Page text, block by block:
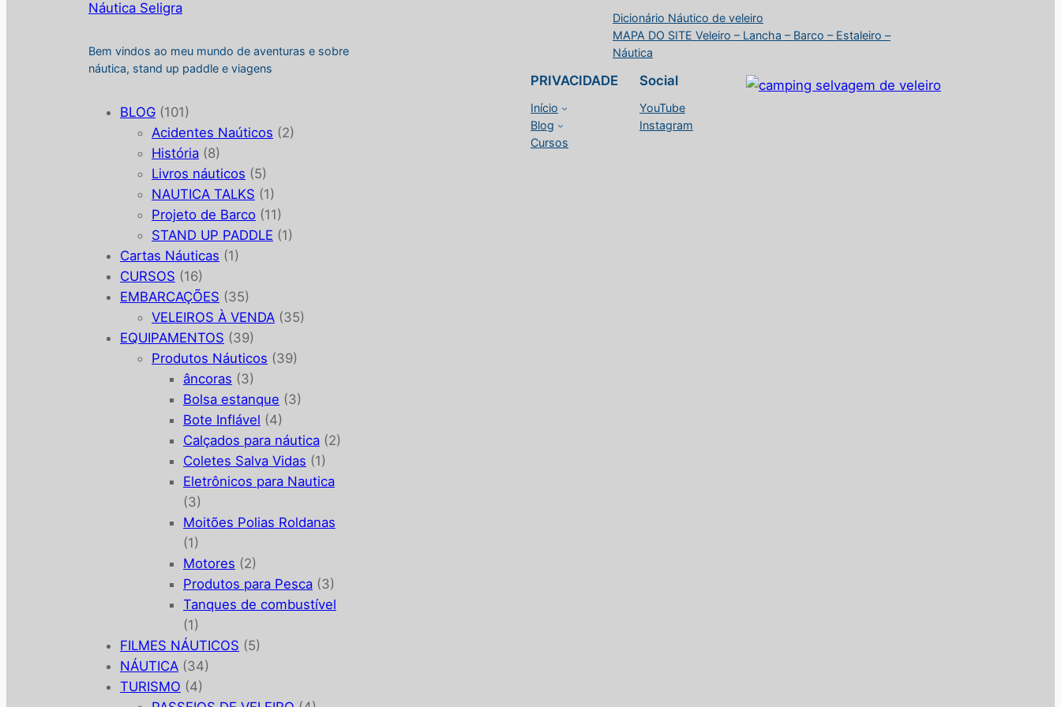
Náutica Seligra
Bem vindos ao meu mundo de aventuras e sobre
náutica, stand up paddle e viagens
BLOG (101)
Acidentes Naúticos (2)
História (8)
Livros náuticos (5)
NAUTICA TALKS (1)
Projeto de Barco (11)
STAND UP PADDLE (1)
Cartas Náuticas (1)
CURSOS (16)
EMBARCAÇÕES (35)
VELEIROS À VENDA (35)
EQUIPAMENTOS (39)
Produtos Náuticos (39)
âncoras (3)
Bolsa estanque (3)
Bote Inflável (4)
Calçados para náutica (2)
Coletes Salva Vidas (1)
Eletrônicos para Nautica
(3)
Moitões Polias Roldanas
(1)
Motores (2)
Produtos para Pesca (3)
Tanques de combustível
(1)
FILMES NÁUTICOS (5)
NÁUTICA (34)
TURISMO (4)
Dicionário Náutico de veleiro
MAPA DO SITE Veleiro – Lancha – Barco – Estaleiro –
Náutica
PRIVACIDADE
Início
Blog
Cursos
Social
YouTube
Instagram